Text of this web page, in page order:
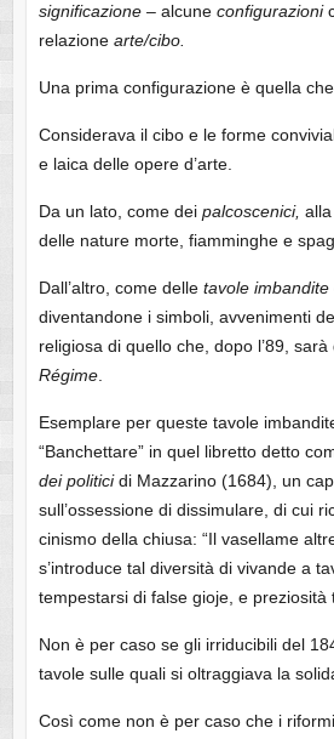
significazione – alcuneconfigurazioni
relazione arte/cibo.
Una prima configurazione è quella
Considerava il cibo e le forme
e laica delle opere d’arte.
Da un lato, come dei palcoscenici,
delle nature morte, fiamminghe e
Dall’altro, come delletavole imbandite
diventandone i simboli, avvenimenti
religiosa di quello che, dopo l’89, sarà
Régime.
Esemplare per queste tavole
“Banchettare” in quel libretto detto
dei politicidi Mazzarino (1684), un
sull’ossessione di dissimulare, di cui
cinismo della chiusa: “Il vasellame
s’introduce tal diversità di vivande a
tempestarsi di false gioje, e preziosità
Non è per caso se gli irriducibili del
tavole sulle quali si oltraggiava la
Così come non è per caso che i